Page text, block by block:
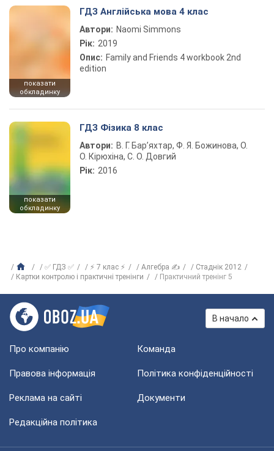
показати
обкладинку
ГДЗ Англійська мова 4 клас
Автори: Naomi Simmons
Рік: 2019
Опис: Family and Friends 4 workbook 2nd
edition
показати
обкладинку
ГДЗ Фізика 8 клас
Автори: В. Г. Бар’яхтар, Ф. Я. Божинова, О.
О. Кірюхіна, С. О. Довгий
Рік: 2016
✅ ГДЗ ✅ ⚡ 7 клас ⚡ Алгебра ✍
Стаднік 2012
Картки контролю і практичні тренінги
Практичний тренінг 5
В начало
Про компанію Команда
Правова інформація Політика конфіденційності
Реклама на сайті Документи
Редакційна політика